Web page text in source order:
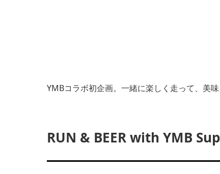
YMBコラボ初企画。一緒に楽しく走って、美
RUN & BEER with YMB